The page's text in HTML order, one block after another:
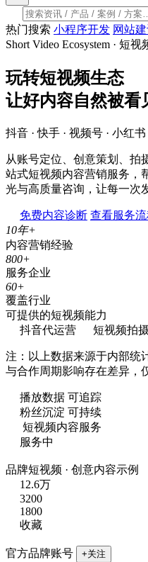
热门搜索 小程序开发 网站
Short Video Ecosystem · 短
玩转短视频生态
让好内容自然被看
抖音 · 快手 · 视频号 · 小红
从账号定位、创意策划、拍
站式短视频内容营销服务，
光与高质量咨询，让每一次
免费内容诊断 查看服务流
10年+
内容营销经验
800+
服务企业
60+
覆盖行业
可提供的短视频能力
抖音代运营
短视频拍
注：以上数据来源于内部统
与合作周期影响存在差异，
播放数据 可追踪
粉丝沉淀 可持续
短视频内容服务
服务中
品牌短视频 · 创意内容示例
12.6万
3200
1800
收藏
官方品牌账号 +关注